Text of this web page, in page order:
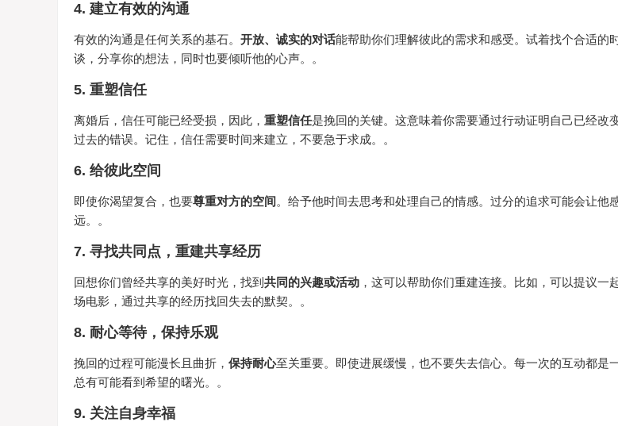
4. 建立有效的沟通
有效的沟通是任何关系的基石。 开放、诚实的对话能帮助你们理解彼此的需求和感受。试着找个合适的
谈，分享你的想法，同时也要倾听他的心声。。
5. 重塑信任
离婚后，信任可能已经受损，因此， 重塑信任是挽回的关键。这意味着你需要通过行动证明自己已经改
过去的错误。记住，信任需要时间来建立，不要急于求成。。
6. 给彼此空间
即使你渴望复合，也要尊重对方的空间。给予他时间去思考和处理自己的情感。过分的追求可能会让他
远。。
7. 寻找共同点，重建共享经历
回想你们曾经共享的美好时光，找到 共同的兴趣或活动 ，这可以帮助你们重建连接。比如，可以提议一
场电影，通过共享的经历找回失去的默契。。
8. 耐心等待，保持乐观
挽回的过程可能漫长且曲折， 保持耐心至关重要。即使进展缓慢，也不要失去信心。每一次的互动都是
总有可能看到希望的曙光。。
9. 关注自身幸福